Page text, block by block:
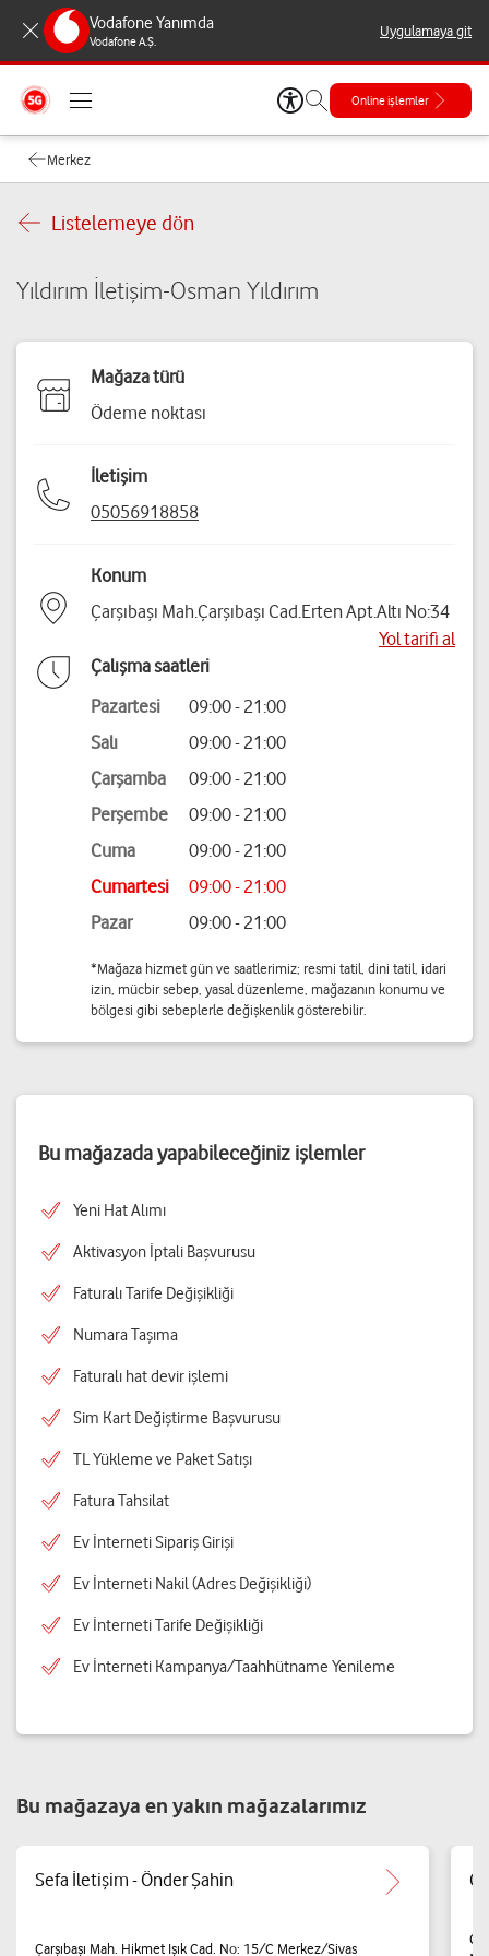
Vodafone Yanımda
Vodafone A.Ş.
Uygulamaya git
Online işlemler
Merkez
Listelemeye dön
Yıldırım İletişim-Osman Yıldırım
Mağaza türü
Ödeme noktası
İletişim
05056918858
Konum
Çarşıbaşı Mah.Çarşıbaşı Cad.Erten Apt.Altı No:34
Yol tarifi al
Çalışma saatleri
Pazartesi
09:00 - 21:00
Salı
09:00 - 21:00
Çarşamba
09:00 - 21:00
Perşembe
09:00 - 21:00
Cuma
09:00 - 21:00
Cumartesi
09:00 - 21:00
Pazar
09:00 - 21:00
*Mağaza hizmet gün ve saatlerimiz; resmi tatil, dini tatil, idari
izin, mücbir sebep, yasal düzenleme, mağazanın konumu ve
bölgesi gibi sebeplerle değişkenlik gösterebilir.
Bu mağazada yapabileceğiniz işlemler
Yeni Hat Alımı
Aktivasyon İptali Başvurusu
Faturalı Tarife Değişikliği
Numara Taşıma
Faturalı hat devir işlemi
Sim Kart Değiştirme Başvurusu
TL Yükleme ve Paket Satışı
Fatura Tahsilat
Ev İnterneti Sipariş Girişi
Ev İnterneti Nakil (Adres Değişikliği)
Ev İnterneti Tarife Değişikliği
Ev İnterneti Kampanya/Taahhütname Yenileme
Bu mağazaya en yakın mağazalarımız
Sefa İletişim - Önder Şahin
Çarşıbaşı Mah. Hikmet Işık Cad. No: 15/C Merkez/Sivas